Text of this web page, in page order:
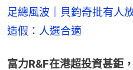
足總風波｜貝鈞奇批有人
造假：人選合適
富力R&F在港超投資甚鉅